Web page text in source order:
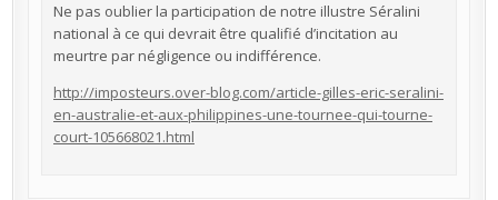
Ne pas oublier la participation de notre illustre Séralini
national à ce qui devrait être qualifié d’incitation au
meurtre par négligence ou indifférence.
http://imposteurs.over-blog.com/article-gilles-eric-seralini-
en-australie-et-aux-philippines-une-tournee-qui-tourne-
court-105668021.html